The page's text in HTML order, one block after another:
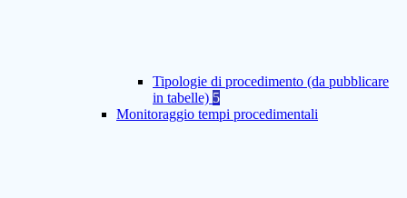
Tipologie di procedimento (da pubblicare
in tabelle) 5
Monitoraggio tempi procedimentali